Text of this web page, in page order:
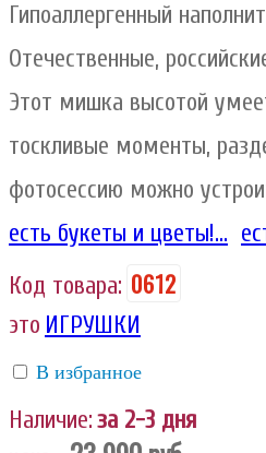
Гипоаллергенный
Отечественные,
Этот мишка высотой
тоскливые моменты,
фотосессию можно
есть букеты и цветы!...
Код товара: 0612
это ИГРУШКИ
В избранное
Наличие:за 2-3 дня